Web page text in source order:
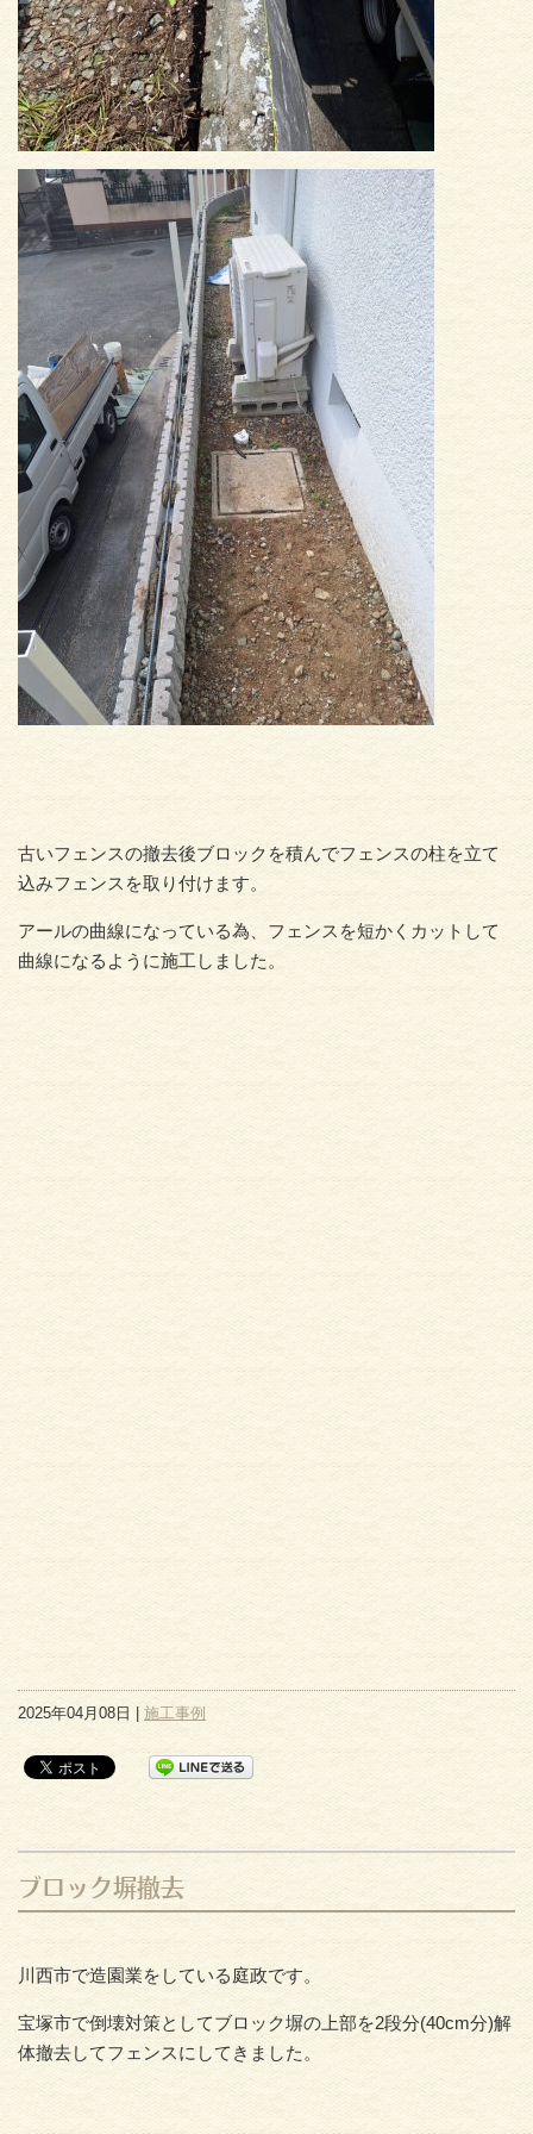
古いフェンスの撤去後ブロックを積んでフェンスの柱を立て
込みフェンスを取り付けます。
アールの曲線になっている為、フェンスを短かくカットして
曲線になるように施工しました。
2025年04月08日 | 施工事例
ブロック塀撤去
川西市で造園業をしている庭政です。
宝塚市で倒壊対策としてブロック塀の上部を2段分(40cm分)解
体撤去してフェンスにしてきました。